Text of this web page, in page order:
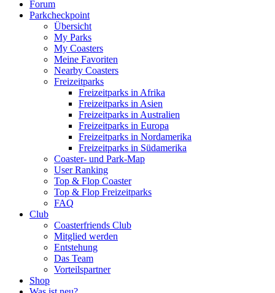
Forum
Parkcheckpoint
Übersicht
My Parks
My Coasters
Meine Favoriten
Nearby Coasters
Freizeitparks
Freizeitparks in Afrika
Freizeitparks in Asien
Freizeitparks in Australien
Freizeitparks in Europa
Freizeitparks in Nordamerika
Freizeitparks in Südamerika
Coaster- und Park-Map
User Ranking
Top & Flop Coaster
Top & Flop Freizeitparks
FAQ
Club
Coasterfriends Club
Mitglied werden
Entstehung
Das Team
Vorteilspartner
Shop